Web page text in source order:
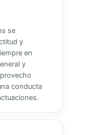
se
y
en
y
conducta